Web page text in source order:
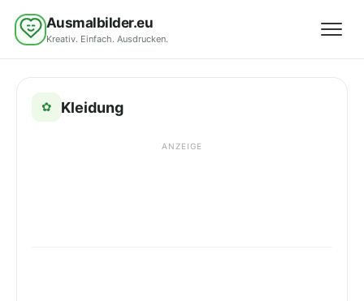
Ausmalbilder.eu
Kreativ. Einfach. Ausdrucken.
✿ Kleidung
ANZEIGE